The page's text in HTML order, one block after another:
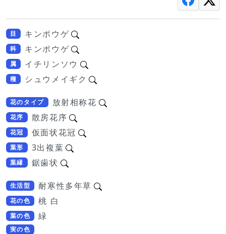
目 キンポウゲ
科 キンポウゲ
属 イチリンソウ
種 シュウメイギク
花のタイプ 放射相称花
花序 散房花序
花冠 仮面状花冠
葉形 3出複葉
葉縁 鋸歯状
生活型 耐寒性多年草
花の色 桃 白
葉の色 緑
実の色